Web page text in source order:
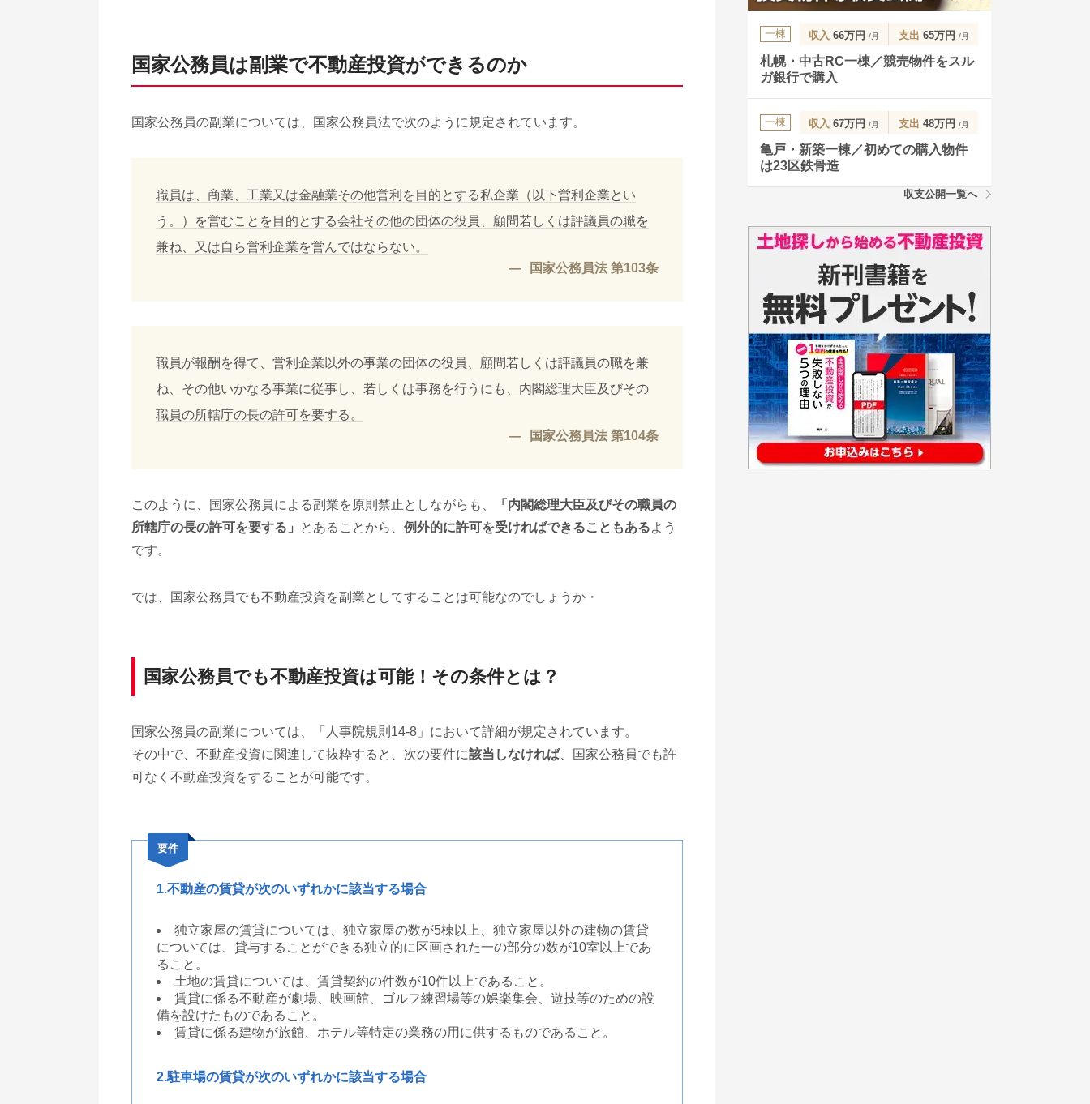
国家公務員は副業で不動産投資ができるのか
国家公務員の副業については、国家公務員法で次のように規定されています。
職員は、商業、工業又は金融業その他営利を目的とする私企業（以下営利企業とい
う。）を営むことを目的とする会社その他の団体の役員、顧問若しくは評議員の職を
兼ね、又は自ら営利企業を営んではならない。
国家公務員法 第103条
職員が報酬を得て、営利企業以外の事業の団体の役員、顧問若しくは評議員の職を兼
ね、その他いかなる事業に従事し、若しくは事務を行うにも、内閣総理大臣及びその
職員の所轄庁の長の許可を要する。
国家公務員法 第104条
このように、国家公務員による副業を原則禁止としながらも、
「内閣総理大臣及びその職員の
所轄庁の長の許可を要する」
とあることから、 例外的に許可を受ければできることもあるよう
です。
では、国家公務員でも不動産投資を副業としてすることは可能なのでしょうか・
国家公務員でも不動産投資は可能！その条件とは？
国家公務員の副業については、「人事院規則14-8」において詳細が規定されています。
その中で、不動産投資に関連して抜粋すると、次の要件に該当しなければ、国家公務員でも許
可なく不動産投資をすることが可能です。
要件
1.不動産の賃貸が次のいずれかに該当する場合
独立家屋の賃貸については、独立家屋の数が5棟以上、独立家屋以外の建物の賃貸
については、貸与することができる独立的に区画された一の部分の数が10室以上であ
ること。
土地の賃貸については、賃貸契約の件数が10件以上であること。
賃貸に係る不動産が劇場、映画館、ゴルフ練習場等の娯楽集会、遊技等のための設
備を設けたものであること。
賃貸に係る建物が旅館、ホテル等特定の業務の用に供するものであること。
2.駐車場の賃貸が次のいずれかに該当する場合
一棟 収入 66万円 /月 支出 65万円 /月
札幌・中古RC一棟／競売物件をスル
ガ銀行で購入
一棟 収入 67万円 /月 支出 48万円 /月
亀戸・新築一棟／初めての購入物件
は23区鉄骨造
収支公開一覧へ